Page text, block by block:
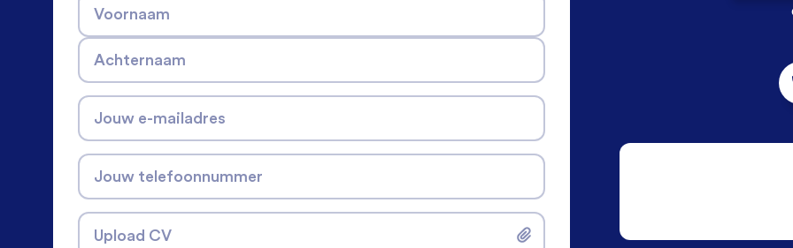
Voornaam
Achternaam
Jouw e-mailadres
Jouw telefoonnummer
Upload CV